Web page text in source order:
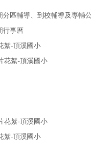
區輔導、到校輔導及專輔
行事曆
絮-頂溪國小
花絮-頂溪國小
花絮-頂溪國小
絮-頂溪國小